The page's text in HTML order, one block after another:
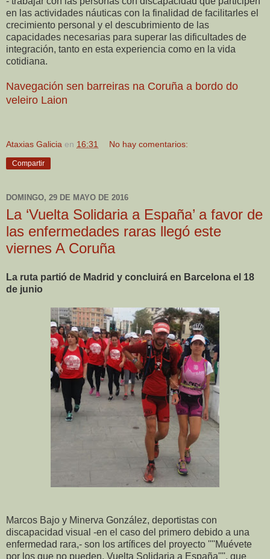
en las actividades náuticas con la finalidad de facilitarles el
crecimiento personal y el descubrimiento de las
capacidades necesarias para superar las dificultades de
integración, tanto en esta experiencia como en la vida
cotidiana.
Navegación sen barreiras na Coruña a bordo do
veleiro Laion
Ataxias Galicia en 16:31 No hay comentarios:
Compartir
DOMINGO, 29 DE MAYO DE 2016
La ‘Vuelta Solidaria a España’ a favor de
las enfermedades raras llegó este
viernes A Coruña
La ruta partió de Madrid y concluirá en Barcelona el 18
de junio
Marcos Bajo y Minerva González, deportistas con
discapacidad visual -en el caso del primero debido a una
enfermedad rara,- son los artífices del proyecto ''''Muévete
por los que no pueden, Vuelta Solidaria a España'''', que